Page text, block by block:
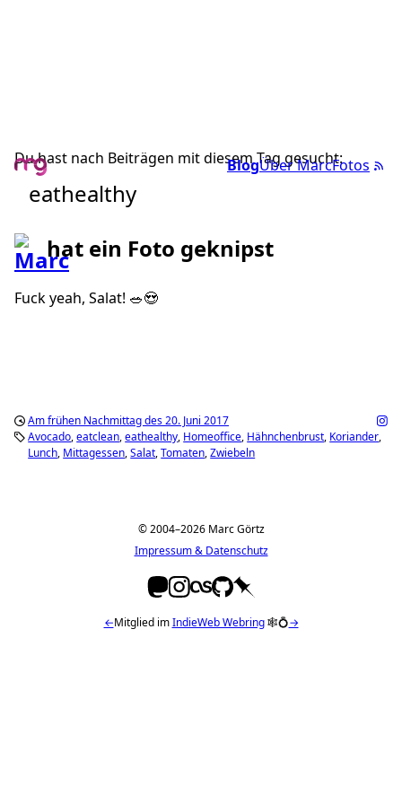
BlogÜber MarcFotos
Du hast nach Beiträgen mit diesem Tag gesucht:
eathealthy
hat ein Foto geknipst
Fuck yeah, Salat! 🥗😍
Am frühen Nachmittag des 20. Juni 2017
Avocado eatclean eathealthy Homeoffice Hähnchenbrust Koriander
Lunch Mittagessen Salat Tomaten Zwiebeln
© 2004–2026 Marc Görtz
Impressum & Datenschutz
←Mitglied imIndieWeb Webring🕸💍→